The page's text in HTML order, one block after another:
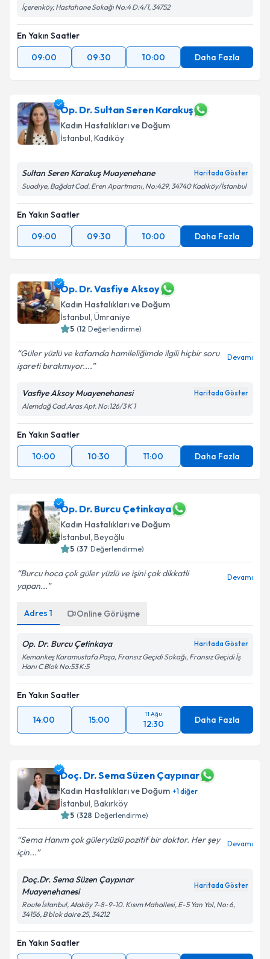
İçerenköy, Hastahane Sokağı No:4 D:4/1, 34752
En Yakın Saatler
09:00
09:30 10:00 Daha Fazla
Op. Dr. Sultan Seren Karakuş
Kadın Hastalıkları ve Doğum
İstanbul, Kadıköy
Sultan Seren Karakuş Muayenehane Haritada Göster
Suadiye, Bağdat Cad. Eren Apartmanı, No:429, 34740 Kadıköy/İstanbul
En Yakın Saatler
09:00
09:30 10:00 Daha Fazla
Op. Dr. Vasfiye Aksoy
Kadın Hastalıkları ve Doğum
İstanbul, Ümraniye
5 (12 Değerlendirme)
Güler yüzlü ve kafamda hamileliğimde ilgili hiçbir soru
işareti bırakmıyor....
Devamı
Vasfiye Aksoy Muayenehanesi Haritada Göster
Alemdağ Cad.Aras Apt. No:126/3 K 1
En Yakın Saatler
10:00
10:30 11:00 Daha Fazla
Op. Dr. Burcu Çetinkaya
Kadın Hastalıkları ve Doğum
İstanbul, Beyoğlu
5 (37 Değerlendirme)
Burcu hoca çok güler yüzlü ve işini çok dikkatli
yapan...
Devamı
Adres 1 Online Görüşme
Op. Dr. Burcu Çetinkaya Haritada Göster
Kemankeş Karamustafa Paşa, Fransız Geçidi Sokağı, Fransız Geçidi İş
Hanı C Blok No:53 K:5
En Yakın Saatler
14:00 15:00
11 Ağu
12:30 Daha Fazla
Doç. Dr. Sema Süzen Çaypınar
Kadın Hastalıkları ve Doğum +1diğer
İstanbul, Bakırköy
5 (328 Değerlendirme)
Sema Hanım çok güleryüzlü pozitif bir doktor. Her şey
için...
Devamı
Doç.Dr. Sema Süzen Çaypınar
Muayenehanesi
Haritada Göster
Route İstanbul, Ataköy 7-8-9-10. Kısım Mahallesi, E-5 Yan Yol, No: 6,
34156, B blok daire 25, 34212
En Yakın Saatler